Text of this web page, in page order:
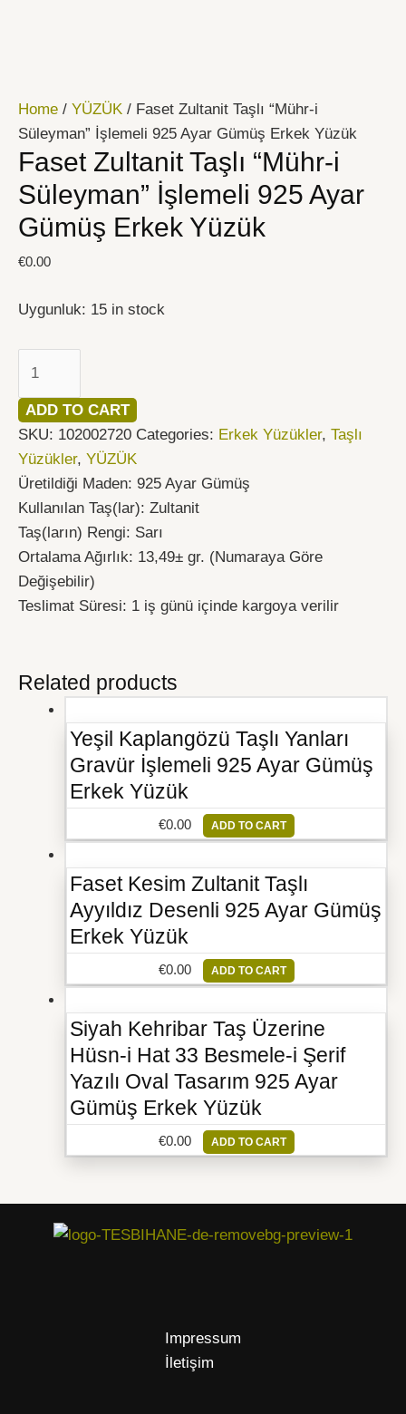
Home / YÜZÜK / Faset Zultanit Taşlı “Mühr-i
Süleyman” İşlemeli 925 Ayar Gümüş Erkek Yüzük
Faset Zultanit Taşlı “Mühr-i
Süleyman” İşlemeli 925 Ayar
Gümüş Erkek Yüzük
€0.00
Uygunluk: 15 in stock
i
Süleyman"
İşlemeli
925
Ayar
Gümüş
Erkek
quantity
ADD TO CART
SKU: 102002720 Categories: Erkek Yüzükler, Taşlı
Yüzükler, YÜZÜK
Üretildiği Maden: 925 Ayar Gümüş
Kullanılan Taş(lar): Zultanit
Taş(ların) Rengi: Sarı
Ortalama Ağırlık: 13,49± gr. (Numaraya Göre
Değişebilir)
Teslimat Süresi: 1 iş günü içinde kargoya verilir
Related products
Yeşil Kaplangözü Taşlı Yanları
Gravür İşlemeli 925 Ayar Gümüş
Erkek Yüzük
€0.00 ADD TO CART
Faset Kesim Zultanit Taşlı
Ayyıldız Desenli 925 Ayar Gümüş
Erkek Yüzük
€0.00 ADD TO CART
Siyah Kehribar Taş Üzerine
Hüsn-i Hat 33 Besmele-i Şerif
Yazılı Oval Tasarım 925 Ayar
Gümüş Erkek Yüzük
€0.00 ADD TO CART
Impressum
İletişim